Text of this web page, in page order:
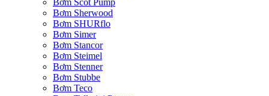
Bơm Sherwood
Bơm SHURflo
Bơm Simer
Bơm Stancor
Bơm Steimel
Bơm Stenner
Bơm Stubbe
Bơm Teco